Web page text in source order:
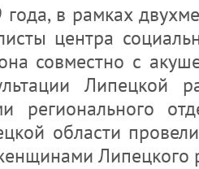
в рамках
центра
совместно с
Липецкой
регионального
области
Липецкого
ДРУЖБЫ